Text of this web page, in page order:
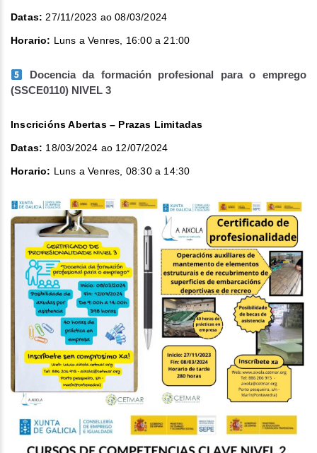
Datas: 27/11/2023 ao 08/03/2024
Horario: Luns a Venres, 16:00 a 21:00
Docencia da formación profesional para o emprego
(SSCE0110) NIVEL 3
Inscricións Abertas – Prazas Limitadas
Datas: 18/03/2024 ao 12/07/2024
Horario: Luns a Venres, 08:30 a 14:30